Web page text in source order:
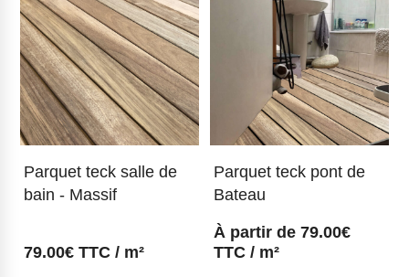
Parquet teck salle de
bain - Massif
79.00€ TTC / m²
Parquet teck pont de
Bateau
À partir de 79.00€
TTC / m²